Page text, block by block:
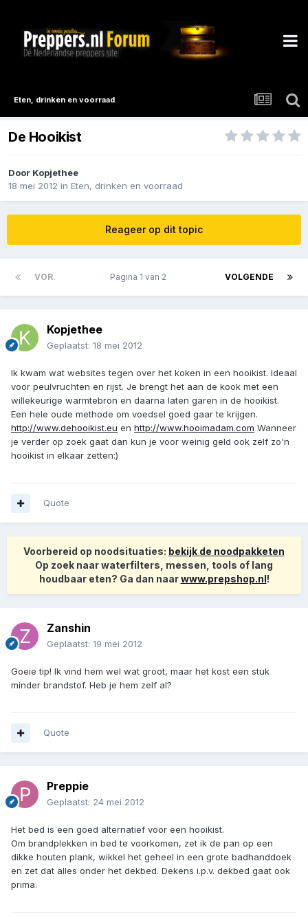
Eten, drinken en voorraad
De Hooikist
Door Kopjethee
18 mei 2012 in Eten, drinken en voorraad
Reageer op dit topic
VOR. VOLGENDE
Pagina 1 van 2
Kopjethee
Geplaatst: 18 mei 2012
Ik kwam wat websites tegen over het koken in een hooikist. Ideaal
voor peulvruchten en rijst. Je brengt het aan de kook met een
willekeurige warmtebron en daarna laten garen in de hooikist.
Een hele oude methode om voedsel goed gaar te krijgen.
http://www.dehooikist.eu en http://www.hooimadam.com Wanneer
je verder op zoek gaat dan kun je voor weinig geld ook zelf zo'n
hooikist in elkaar zetten:)
Quote
Voorbereid op noodsituaties: bekijk de noodpakketen
Op zoek naar waterfilters, messen, tools of lang
houdbaar eten? Ga dan naarwww.prepshop.nl!
Zanshin
Geplaatst: 19 mei 2012
Goeie tip! Ik vind hem wel wat groot, maar het kost een stuk
minder brandstof. Heb je hem zelf al?
Quote
Preppie
Geplaatst: 24 mei 2012
Het bed is een goed alternatief voor een hooikist.
Om brandplekken in bed te voorkomen, zet ik de pan op een
dikke houten plank, wikkel het geheel in een grote badhanddoek
en zet dat alles onder het dekbed. Dekens i.p.v. dekbed gaat ook
prima.